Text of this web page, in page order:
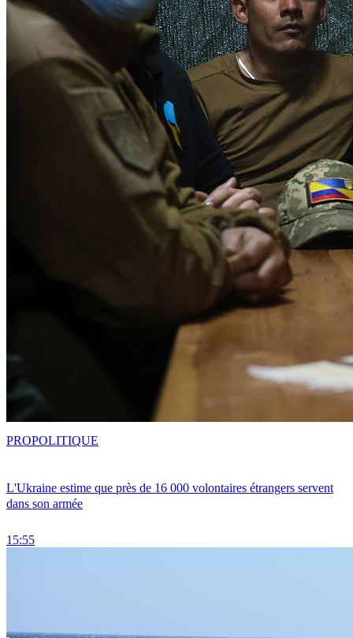
L'Ukraine estime que près de 16 000 volontaires étrangers servent
dans son armée
15:55
PROPOLITIQUE